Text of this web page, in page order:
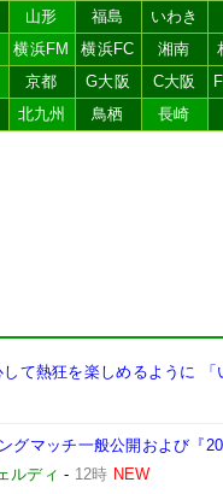
山形 福島
いわき
横浜FM 横浜FC 湘南
京都 G大阪 C大阪
北九州 鳥栖 長崎
て熱狂を楽しめるように
グマッチ一般公開および『
ルディ - 12時 NEW